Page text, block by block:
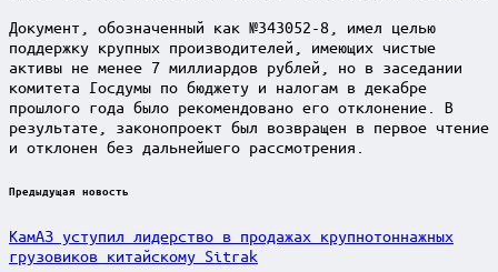
Документ, обозначенный как №343052-8, имел целью
поддержку крупных производителей, имеющих чистые
активы не менее 7 миллиардов рублей, но в заседании
комитета Госдумы по бюджету и налогам в декабре
прошлого года было рекомендовано его отклонение. В
результате, законопроект был возвращен в первое чтение
и отклонен без дальнейшего рассмотрения.
Post
Предыдущая новость
КамАЗ уступил лидерство в продажах крупнотоннажных
грузовиков китайскому Sitrak